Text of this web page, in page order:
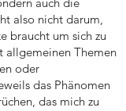
also nicht darum,
braucht um sich zu
allgemeinen Themen
oder
das Phänomen
das mich zu